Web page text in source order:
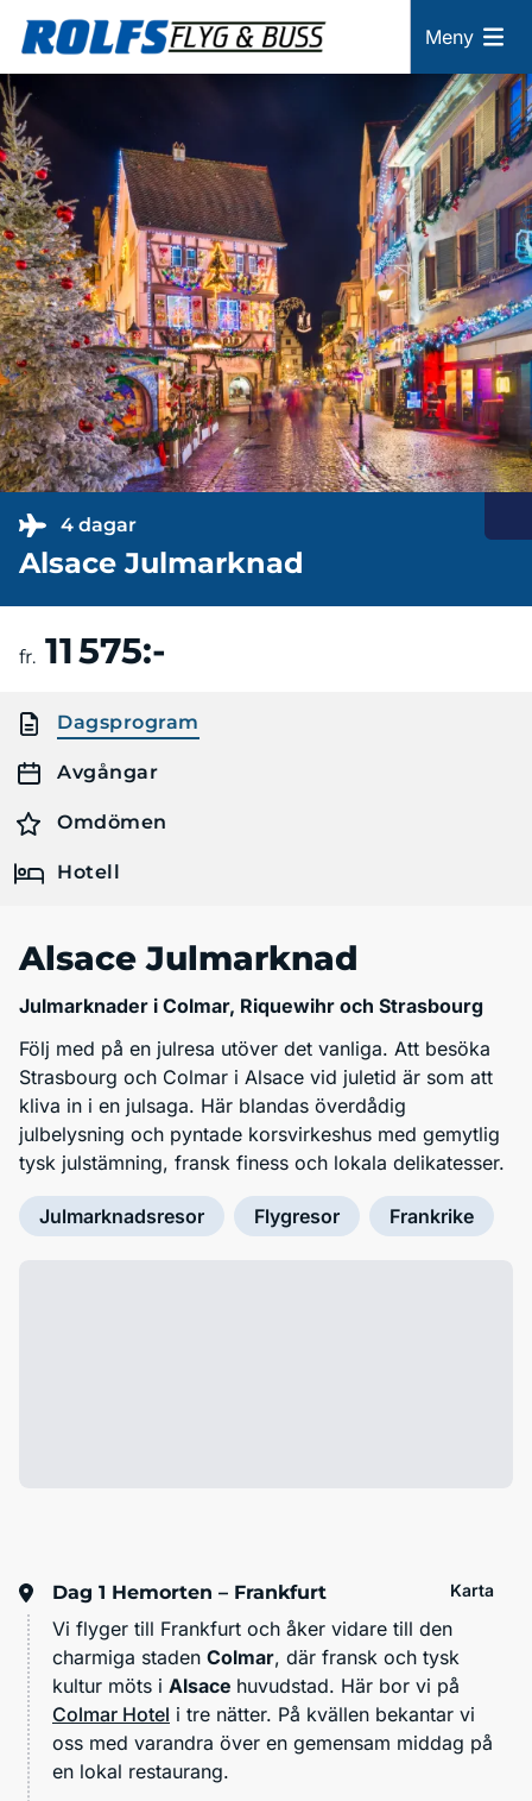
Meny
4 dagar
Alsace Julmarknad
fr. 11 575:-
Dagsprogram
Avgångar
Omdömen
Hotell
Alsace Julmarknad
Julmarknader i Colmar, Riquewihr och Strasbourg
Följ med på en julresa utöver det vanliga. Att besöka
Strasbourg och Colmar i Alsace vid juletid är som att
kliva in i en julsaga. Här blandas överdådig
julbelysning och pyntade korsvirkeshus med gemytlig
tysk julstämning, fransk finess och lokala delikatesser.
Julmarknadsresor Flygresor Frankrike
Dag 1 Hemorten – Frankfurt Karta
Vi flyger till Frankfurt och åker vidare till den
charmiga staden Colmar, där fransk och tysk
kultur möts i Alsace huvudstad. Här bor vi på
Colmar Hotel i tre nätter. På kvällen bekantar vi
oss med varandra över en gemensam middag på
en lokal restaurang.